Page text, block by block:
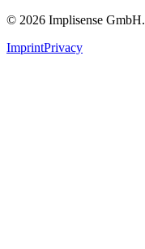
© 2026 Implisense GmbH.
ImprintPrivacy